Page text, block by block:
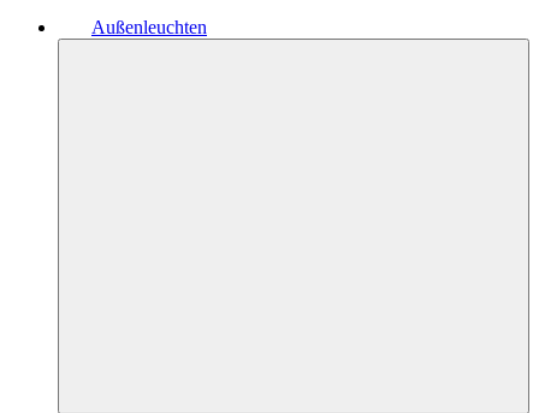
Außenleuchten